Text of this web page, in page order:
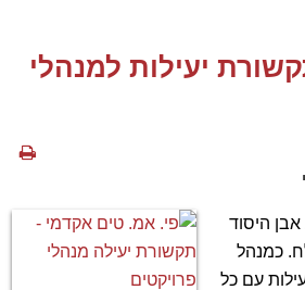
יעילות למנהלי
היסוד
כמנהל
עם כל